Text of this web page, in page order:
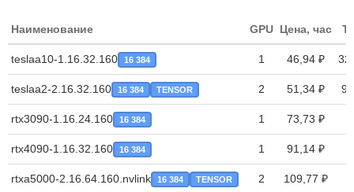
Наименование GPU Цена, час
teslaa10-1.16.32.160 16 384 1 46,94 ₽
teslaa2-2.16.32.160 16 384 TENSOR 2 51,34 ₽
rtx3090-1.16.24.160 16 384 1 73,73 ₽
rtx4090-1.16.32.160 16 384 1 91,14 ₽
rtxa5000-2.16.64.160.nvlink 16 384 TENSOR 2 109,77 ₽